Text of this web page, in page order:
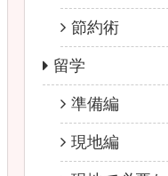
節約術
留学
準備編
現地編